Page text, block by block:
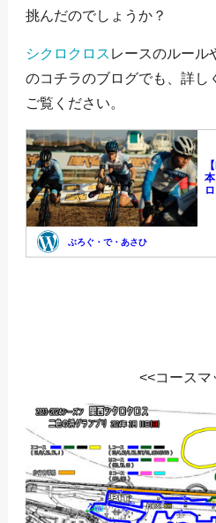
挑んだのでしょうか？
シクロクロス レースのルール
のコチラのブログでも、詳し
ご覧ください。
<<コースマ